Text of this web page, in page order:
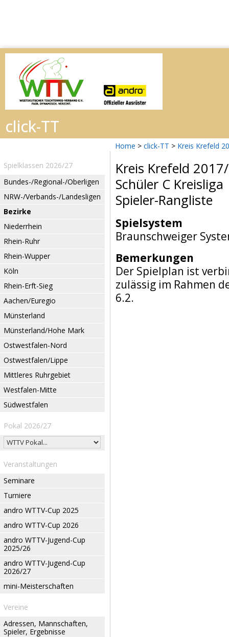
Home > click-TT > Kreis Krefeld
Spielklassen 2026/27
Bundes-/Regional-/Oberligen
NRW-/Verbands-/Landesligen
Bezirke
Niederrhein
Rhein-Ruhr
Rhein-Wupper
Köln
Rhein-Erft-Sieg
Aachen/Euregio
Münsterland
Münsterland/Hohe Mark
Ostwestfalen-Nord
Ostwestfalen/Lippe
Mittleres Ruhrgebiet
Westfalen-Mitte
Südwestfalen
Pokal 2026/27
Veranstaltungen
Seminare
Turniere
andro WTTV-Cup 2025
andro WTTV-Cup 2026
andro WTTV-Jugend-Cup
2025/26
andro WTTV-Jugend-Cup
2026/27
mini-Meisterschaften
Vereine
Adressen, Mannschaften,
Spieler, Ergebnisse
Kreis Krefeld
Schüler C Kreisliga
Spieler-Rangliste
Spielsystem
Braunschweiger
Bemerkungen
Der Spielplan ist
zulässig im Rahmen
6.2.